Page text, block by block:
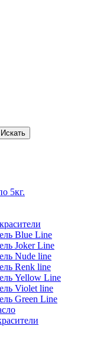
Искать
5кг.
Blue Line
Joker Line
Nude line
Renk line
Yellow Line
Violet line
Green Line